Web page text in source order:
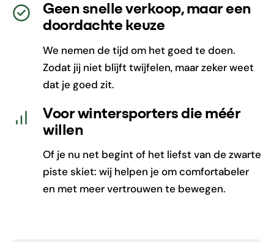
Geen snelle verkoop, maar een
doordachte keuze
We nemen de tijd om het goed te doen.
Zodat jij niet blijft twijfelen, maar zeker weet
dat je goed zit.
Voor wintersporters die méér
willen
Of je nu net begint of het liefst van de zwarte
piste skiet: wij helpen je om comfortabeler
en met meer vertrouwen te bewegen.